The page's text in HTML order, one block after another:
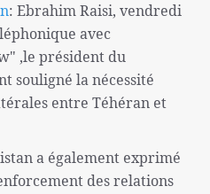
: Ebrahim Raisi, vendredi
avec
,le président du
souligné la nécessité
entre Téhéran et
a également exprimé
des relations